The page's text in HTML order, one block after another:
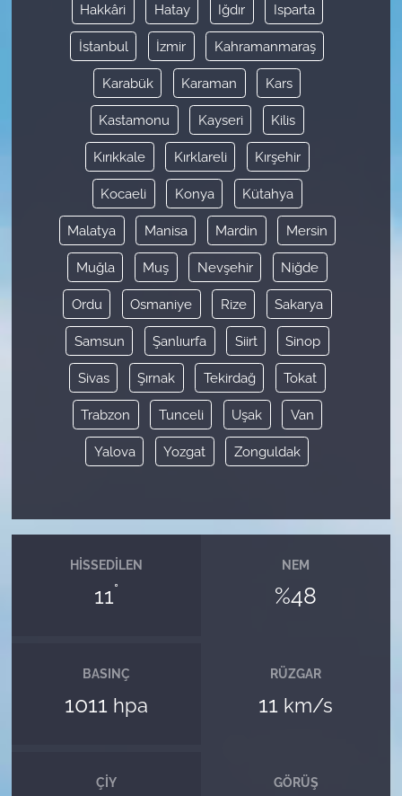
Hakkâri Hatay Iğdır Isparta
İstanbul İzmir Kahramanmaraş
Karabük Karaman Kars
Kastamonu Kayseri Kilis
Kırıkkale Kırklareli Kırşehir
Kocaeli Konya Kütahya
Malatya Manisa Mardin Mersin
Muğla Muş Nevşehir Niğde
Ordu Osmaniye Rize Sakarya
Samsun Şanlıurfa Siirt Sinop
Sivas Şırnak Tekirdağ Tokat
Trabzon Tunceli Uşak Van
Yalova Yozgat Zonguldak
HISSEDILEN
11°
NEM
%48
BASINÇ
1011 hpa
RÜZGAR
11 km/s
ÇIY GÖRÜŞ